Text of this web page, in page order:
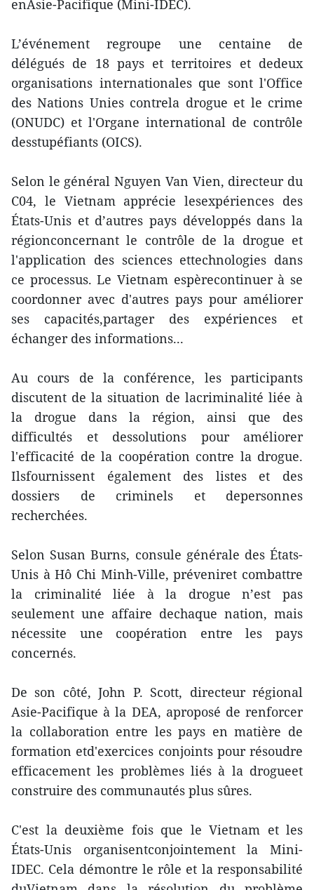
enAsie-Pacifique (Mini-IDEC).
L’événement regroupe une centaine de
délégués de 18 pays et territoires et dedeux
organisations internationales que sont l'Office
des Nations Unies contrela drogue et le crime
(ONUDC) et l'Organe international de contrôle
desstupéfiants (OICS).
Selon le général Nguyen Van Vien, directeur du
C04, le Vietnam apprécie lesexpériences des
États-Unis et d’autres pays développés dans la
régionconcernant le contrôle de la drogue et
l'application des sciences ettechnologies dans
ce processus. Le Vietnam espèrecontinuer à se
coordonner avec d'autres pays pour améliorer
ses capacités,partager des expériences et
échanger des informations...
Au cours de la conférence, les participants
discutent de la situation de lacriminalité liée à
la drogue dans la région, ainsi que des
difficultés et dessolutions pour améliorer
l'efficacité de la coopération contre la drogue.
Ilsfournissent également des listes et des
dossiers de criminels et depersonnes
recherchées.
Selon Susan Burns, consule générale des États-
Unis à Hô Chi Minh-Ville, préveniret combattre
la criminalité liée à la drogue n’est pas
seulement une affaire dechaque nation, mais
nécessite une coopération entre les pays
concernés.
De son côté, John P. Scott, directeur régional
Asie-Pacifique à la DEA, aproposé de renforcer
la collaboration entre les pays en matière de
formation etd'exercices conjoints pour résoudre
efficacement les problèmes liés à la drogueet
construire des communautés plus sûres.
C'est la deuxième fois que le Vietnam et les
États-Unis organisentconjointement la Mini-
IDEC. Cela démontre le rôle et la responsabilité